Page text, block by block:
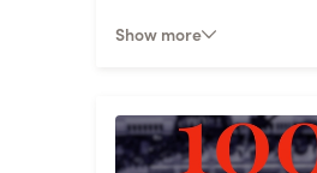
merch...)
Show more